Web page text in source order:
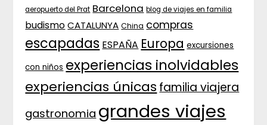
aeropuerto del Prat Barcelona blog de viajes en familia
budismo CATALUNYA China compras
escapadas ESPAÑA Europa excursiones
con niños experiencias inolvidables
experiencias únicas familia viajera
gastronomia grandes viajes